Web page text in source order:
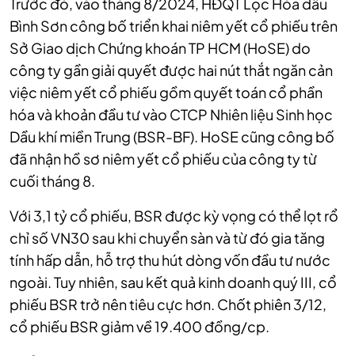
Bình Sơn công bố triển khai niêm yết cổ phiếu trên
Sở Giao dịch Chứng khoán TP HCM (HoSE) do
công ty gần giải quyết được hai nút thắt ngăn cản
việc niêm yết cổ phiếu gồm quyết toán cổ phần
hóa và khoản đầu tư vào CTCP Nhiên liệu Sinh học
Dầu khí miền Trung (BSR-BF). HoSE cũng công bố
đã nhận hồ sơ niêm yết cổ phiếu của công ty từ
cuối tháng 8.
Với 3,1 tỷ cổ phiếu, BSR được kỳ vọng có thể lọt rổ
chỉ số VN30 sau khi chuyển sàn và từ đó gia tăng
tính hấp dẫn, hỗ trợ thu hút dòng vốn đầu tư nước
ngoài. Tuy nhiên, sau kết quả kinh doanh quý III, cổ
phiếu BSR trở nên tiêu cực hơn. Chốt phiên 3/12,
cổ phiếu BSR giảm về 19.400 đồng/cp.